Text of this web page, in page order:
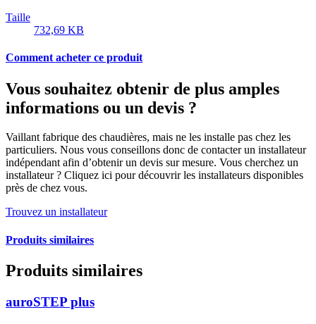
Taille
732,69 KB
Comment acheter ce produit
Vous souhaitez obtenir de plus amples
informations ou un devis ?
Vaillant fabrique des chaudières, mais ne les installe pas chez les
particuliers. Nous vous conseillons donc de contacter un installateur
indépendant afin d’obtenir un devis sur mesure. Vous cherchez un
installateur ? Cliquez ici pour découvrir les installateurs disponibles
près de chez vous.
Trouvez un installateur
Produits similaires
Produits similaires
auroSTEP plus